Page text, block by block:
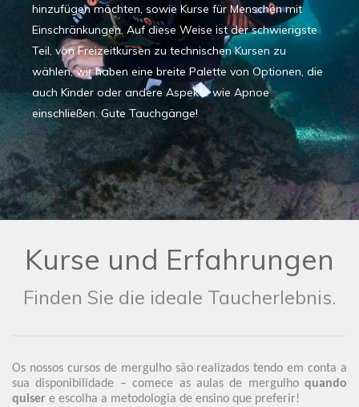
hinzufügen möchten, sowie Kurse für Menschen mit
Einschränkungen. Auf diese Weise ist der schwierigste
Teil, von Freizeitkursen zu technischen Kursen zu
wählen, wir haben eine breite Palette von Optionen, die
auch Kinder oder andere Aspekte wie Apnoe
einschließen. Gute Tauchgänge!
Kurse und Erfahrungen
Finden Sie die ideale Taucherlebnis.
Os nossos cursos de mergulho são realizados tendo em conta a
sua disponibilidade – comece as aulas de mergulho quando
quiser e escolha a metodologia de ensino que preferir!